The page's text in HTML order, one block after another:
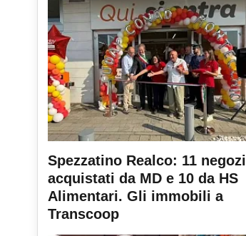
Spezzatino Realco: 11 negozi
acquistati da MD e 10 da HS
Alimentari. Gli immobili a
Transcoop